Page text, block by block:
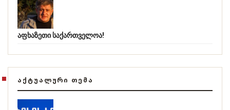
აფხაზეთი საქართველოა!
ᲐᲥᲢᲣᲐᲚᲣᲠᲘ ᲗᲔᲛᲐ